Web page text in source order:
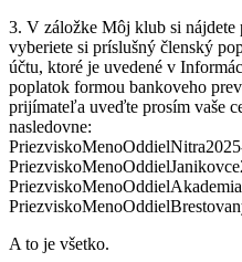
3. V záložke Môj klub si
vyberiete si príslušný členský
účtu, ktoré je uvedené v
poplatok formou bankoveho
prijímateľa uveďte prosím vaše
nasledovne:
A to je všetko.